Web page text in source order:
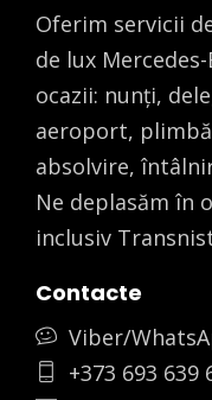
Oferim servicii
de lux
ocazii: nunți,
aeroport,
absolvire,
Ne deplasăm în
inclusiv
Contacte
Viber/
+373 693 639